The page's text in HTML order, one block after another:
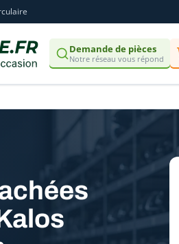
Demande de pièces
Notre réseau vous répond